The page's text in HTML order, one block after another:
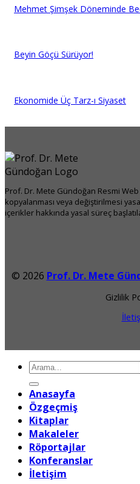
Mehmet Şimşek Döneminde
Beyin Göçü Sürüyor!
Ekonomide Üç Tarz-ı Siyaset
Prof. Dr. Mete Gündoğan Resmi
kopyalanması veya değiştirilmesi
içerikler hakkında yasal süreç
© 2026 Prof. Dr. Mete
Gizlilik
Ara:
Anasayfa
Özgeçmiş
Kitaplar
Makaleler
Röportajlar
Konferanslar
İletişim